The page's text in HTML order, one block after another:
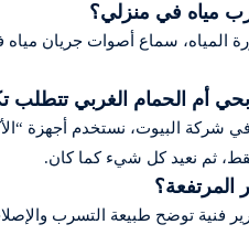
المياه، سماع أصوات جريان
شركة البيوت، نستخدم أجهزة
ثم نعيد كل شيء كما كان.
فنية توضح طبيعة التسرب